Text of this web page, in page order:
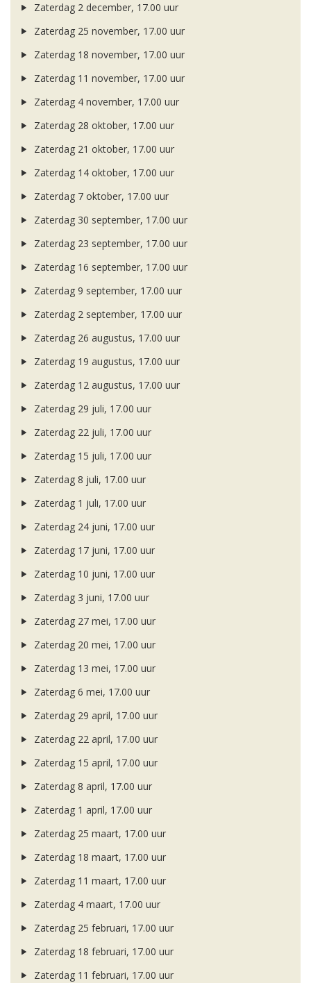
Zaterdag 2 december, 17.00 uur
Zaterdag 25 november, 17.00 uur
Zaterdag 18 november, 17.00 uur
Zaterdag 11 november, 17.00 uur
Zaterdag 4 november, 17.00 uur
Zaterdag 28 oktober, 17.00 uur
Zaterdag 21 oktober, 17.00 uur
Zaterdag 14 oktober, 17.00 uur
Zaterdag 7 oktober, 17.00 uur
Zaterdag 30 september, 17.00 uur
Zaterdag 23 september, 17.00 uur
Zaterdag 16 september, 17.00 uur
Zaterdag 9 september, 17.00 uur
Zaterdag 2 september, 17.00 uur
Zaterdag 26 augustus, 17.00 uur
Zaterdag 19 augustus, 17.00 uur
Zaterdag 12 augustus, 17.00 uur
Zaterdag 29 juli, 17.00 uur
Zaterdag 22 juli, 17.00 uur
Zaterdag 15 juli, 17.00 uur
Zaterdag 8 juli, 17.00 uur
Zaterdag 1 juli, 17.00 uur
Zaterdag 24 juni, 17.00 uur
Zaterdag 17 juni, 17.00 uur
Zaterdag 10 juni, 17.00 uur
Zaterdag 3 juni, 17.00 uur
Zaterdag 27 mei, 17.00 uur
Zaterdag 20 mei, 17.00 uur
Zaterdag 13 mei, 17.00 uur
Zaterdag 6 mei, 17.00 uur
Zaterdag 29 april, 17.00 uur
Zaterdag 22 april, 17.00 uur
Zaterdag 15 april, 17.00 uur
Zaterdag 8 april, 17.00 uur
Zaterdag 1 april, 17.00 uur
Zaterdag 25 maart, 17.00 uur
Zaterdag 18 maart, 17.00 uur
Zaterdag 11 maart, 17.00 uur
Zaterdag 4 maart, 17.00 uur
Zaterdag 25 februari, 17.00 uur
Zaterdag 18 februari, 17.00 uur
Zaterdag 11 februari, 17.00 uur